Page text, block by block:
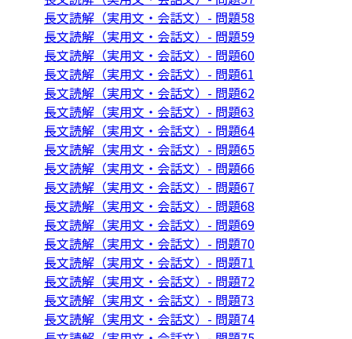
長文読解（実用文・会話文）- 問題58
長文読解（実用文・会話文）- 問題59
長文読解（実用文・会話文）- 問題60
長文読解（実用文・会話文）- 問題61
長文読解（実用文・会話文）- 問題62
長文読解（実用文・会話文）- 問題63
長文読解（実用文・会話文）- 問題64
長文読解（実用文・会話文）- 問題65
長文読解（実用文・会話文）- 問題66
長文読解（実用文・会話文）- 問題67
長文読解（実用文・会話文）- 問題68
長文読解（実用文・会話文）- 問題69
長文読解（実用文・会話文）- 問題70
長文読解（実用文・会話文）- 問題71
長文読解（実用文・会話文）- 問題72
長文読解（実用文・会話文）- 問題73
長文読解（実用文・会話文）- 問題74